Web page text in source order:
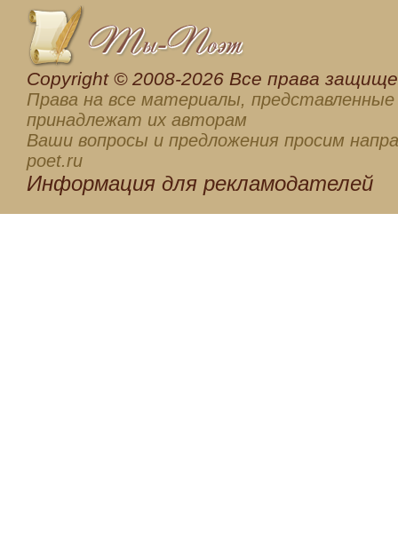
Сopyright © 2008-2026 Все права
Права на все материалы, представленные
принадлежат их авторам
Ваши вопросы и предложения просим
poet.ru
Информация для рекламодателей